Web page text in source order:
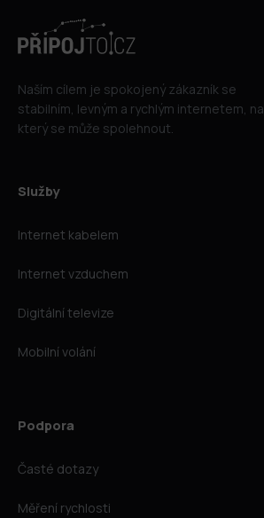
Naším cílem je spokojený zákazník se
stabilním, levným a rychlým internetem, na
který se může spolehnout.
Služby
Internet kabelem
Internet vzduchem
Digitální televize
Mobilní volání
Podpora
Časté dotazy
Měření rychlosti